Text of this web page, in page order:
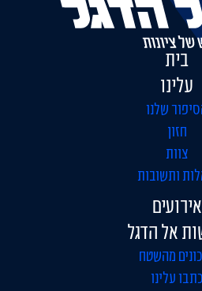
בית
עלינו
שלנו
חזון
צוות
ותשובות
אירועים
אל הדגל
מהשטח
כתבו עלינו